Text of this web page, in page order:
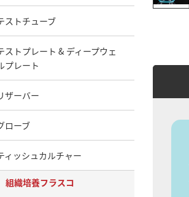
ストチューブ
ストプレート & ディープウェ
プレート
ザーバー
ローブ
ィッシュカルチャー
組織培養フラスコ